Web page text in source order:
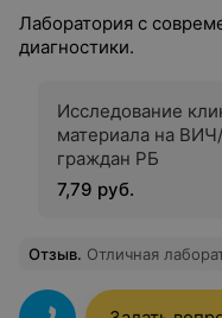
Лаборатория с
диагностики.
Исследование
материала на
граждан РБ
7,79 руб.
Отзыв. Отличная